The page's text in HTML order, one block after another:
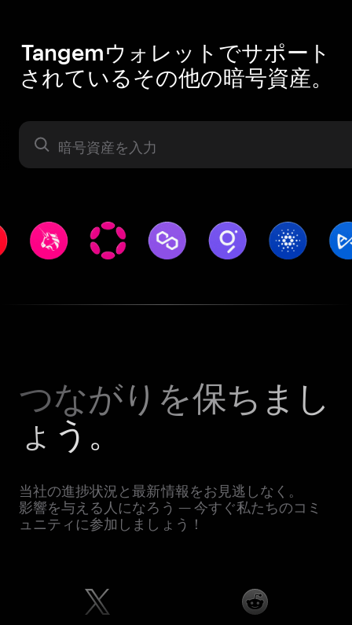
Tangemウォレットでサポート
されているその他の暗号資産。
暗号資産
つながりを保ちまし
ょう。
当社の進捗状況と最新情報をお見逃しなく。
影響を与える人になろう — 今すぐ私たちのコミ
ュニティに参加しましょう！